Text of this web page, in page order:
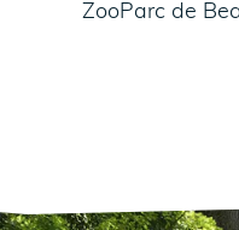
ZooParc de